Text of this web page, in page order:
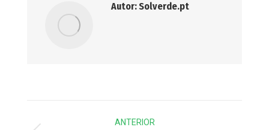
Autor:Solverde.pt
ANTERIOR